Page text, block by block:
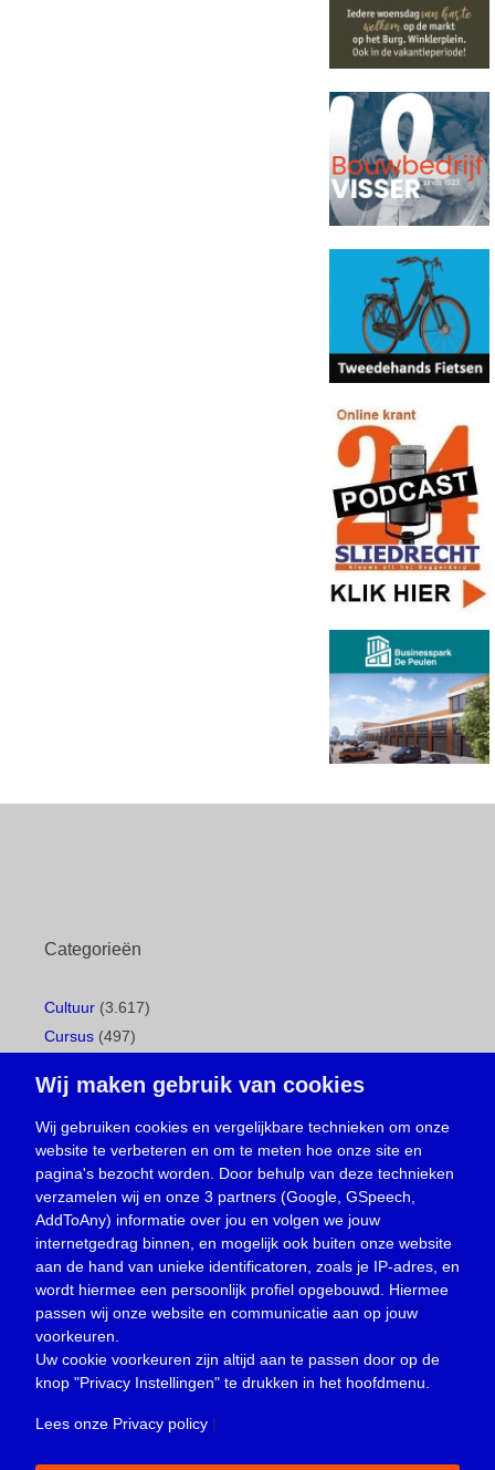
Categorieën
Cultuur (3.617)
Cursus (497)
Gemeentepagina(104)
Ingezonden brief(538)
Media(156)
Nieuws (23.329)
Oproep(734)
Overlijden(39)
Podcast(18)
prijsvraag (5)
Religie (1.438)
Service(226)
Wij maken gebruik van cookies
Wij gebruiken cookies en vergelijkbare technieken om onze
website te verbeteren en om te meten hoe onze site en
pagina's bezocht worden. Door behulp van deze technieken
verzamelen wij en onze 3 partners (Google, GSpeech,
AddToAny) informatie over jou en volgen we jouw
internetgedrag binnen, en mogelijk ook buiten onze website
aan de hand van unieke identificatoren, zoals je IP-adres, en
wordt hiermee een persoonlijk profiel opgebouwd. Hiermee
passen wij onze website en communicatie aan op jouw
voorkeuren.
Uw cookie voorkeuren zijn altijd aan te passen door op de
knop "Privacy Instellingen" te drukken in het hoofdmenu.
Lees onze Privacy policy |